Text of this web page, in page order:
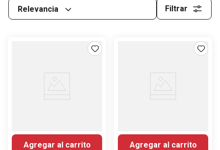
Relevancia Filtrar
Agregar al carrito Agregar al carrito